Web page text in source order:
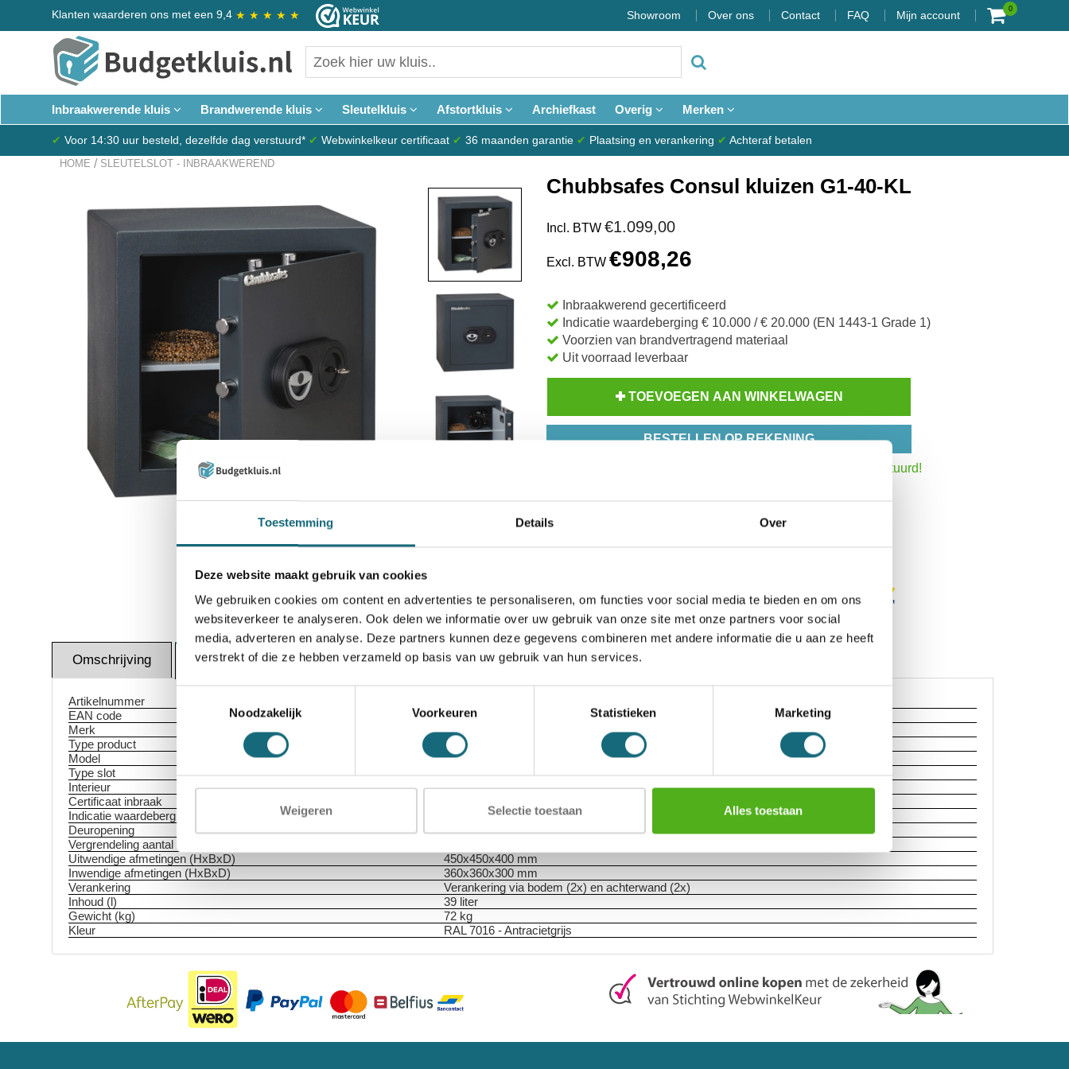
Toestemming Details Over
Deze website maakt gebruik van cookies
We gebruiken cookies om content en advertenties te personaliseren, om functies voor social media te bieden en om ons
websiteverkeer te analyseren. Ook delen we informatie over uw gebruik van onze site met onze partners voor social
media, adverteren en analyse. Deze partners kunnen deze gegevens combineren met andere informatie die u aan ze heeft
verstrekt of die ze hebben verzameld op basis van uw gebruik van hun services.
Noodzakelijk
Voorkeuren Statistieken Marketing
Weigeren Selectie toestaan Alles toestaan
Klanten waarderen ons met een 9,4 ★ ★ ★ ★ ★ Showroom Over ons Contact FAQ Mijn account
0
Inbraakwerende kluis Brandwerende kluis Sleutelkluis Afstortkluis Archiefkast Overig Merken
✔ Voor 14:30 uur besteld, dezelfde dag verstuurd* ✔ Webwinkelkeur certificaat ✔ 36 maanden garantie ✔ Plaatsing en verankering ✔ Achteraf betalen
HOME / SLEUTELSLOT - INBRAAKWEREND
Inzoomen
Chubbsafes Consul kluizen G1-40-KL
Incl. BTW €1.099,00
Excl. BTW €908,26
Inbraakwerend gecertificeerd
Indicatie waardeberging € 10.000 / € 20.000 (EN 1443-1 Grade 1)
Voorzien van brandvertragend materiaal
Uit voorraad leverbaar
TOEVOEGEN AAN WINKELWAGEN
BESTELLEN OP REKENING
dezelfde werkdag verstuurd!
Uw keuze zaltoevoegen aan het totaalbedrag
Omschrijving Specificaties Alternatieven Levering Opties
Artikelnummer
EAN code
5055409509109
Merk
Chubbsafes
Type product
Inbraakwerende privékluis
Model
Consul
Type slot
EN 1300gecertificeerd dubbelbaard klavierslot met 2 sleutels
Interieur
1 legbord in hoogte verstelbaar
Certificaat inbraak
Indicatie waardeberging
€ 10.000 contant / € 20.000 kostbaarheden
Deuropening
90 graden
Vergrendeling aantal zijden
Uitwendige afmetingen (HxBxD)
450x450x400 mm
Inwendige afmetingen (HxBxD)
360x360x300 mm
Verankering
Verankering via bodem (2x) en achterwand (2x)
Inhoud (l)
39 liter
Gewicht (kg)
72 kg
Kleur
RAL 7016 - Antracietgrijs